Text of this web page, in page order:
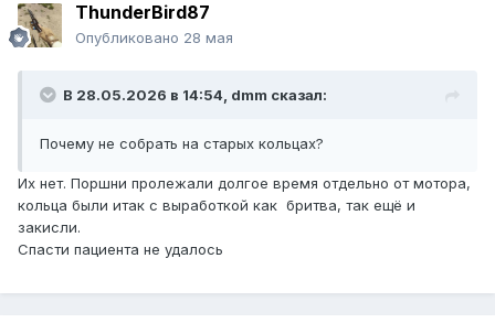
ThunderBird87
Опубликовано 28 мая
В 28.05.2026 в 14:54, dmm сказал:
Почему не собрать на старых кольцах?
Их нет. Поршни пролежали долгое время отдельно от мотора,
кольца были итак с выработкой как бритва, так ещё и
закисли.
Спасти пациента не удалось